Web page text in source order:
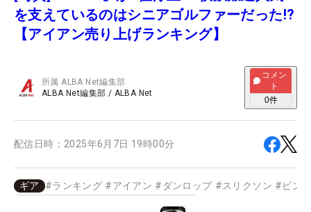
を支えているのはシニアゴルファーだった!?
【アイアン売り上げランキング】
所属ALBA Net編集部
ALBA Net編集部 / ALBA Net
コメン
ト
0件
配信日時： 2025年6月7日 19時00分
ギア #ランキング #アイアン # ダンロップ #スリクソン #ピン